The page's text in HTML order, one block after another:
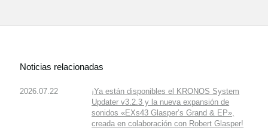
Noticias relacionadas
2026.07.22
¡Ya están disponibles el KRONOS System
Updater v3.2.3 y la nueva expansión de
sonidos «EXs43 Glasper’s Grand & EP»,
creada en colaboración con Robert Glasper!